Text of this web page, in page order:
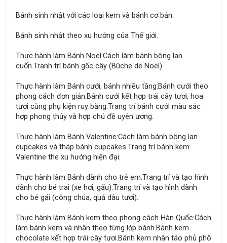
Bánh sinh nhật với các loại kem và bánh cơ bản.
Bánh sinh nhật theo xu hướng của Thế giới.
Thực hành làm Bánh Noel:Cách làm bánh bông lan
cuốn.Tranh trí bánh gốc cây (Bûche de Noël).
Thực hành làm Bánh cưới, bánh nhiều tầng:Bánh cưới theo
phong cách đơn giản.Bánh cưới kết hợp trái cây tươi, hoa
tươi cùng phụ kiện ruy băng.Trang trí bánh cưới màu sắc
hợp phong thủy và hợp chủ đề uyên ương.
Thực hành làm Bánh Valentine:Cách làm bánh bông lan
cupcakes và tháp bánh cupcakes.Trang trí bánh kem
Valentine the xu hướng hiện đại.
Thực hành làm Bánh dành cho trẻ em:Trang trí và tạo hình
dành cho bé trai (xe hơi, gấu).Trang trí và tạo hình dành
cho bé gái (công chúa, quả dâu tươi).
Thực hành làm Bánh kem theo phong cách Hàn Quốc:Cách
làm bánh kem và nhân theo từng lớp bánh.Bánh kem
chocolate kết hợp trái cây tươi.Bánh kem nhân táo phủ phô